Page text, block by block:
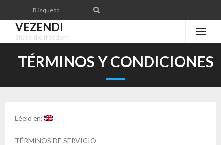
to
contentVEZENDI
Share the freedom!
TÉRMINOS Y CONDICIONES
Léelo en:
TÉRMINOS DE SERVICIO